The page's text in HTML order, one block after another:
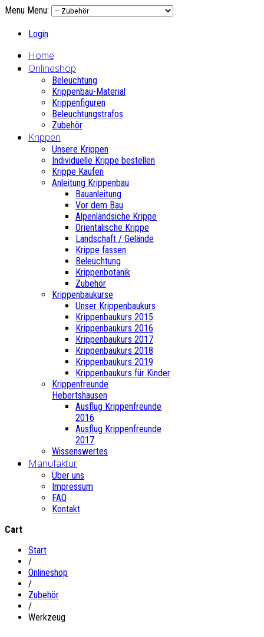
Menu Menu:
Login
Home
Onlineshop
Beleuchtung
Krippenbau-Material
Krippenfiguren
Beleuchtungstrafos
Zubehör
Krippen
Unsere Krippen
Individuelle Krippe bestellen
Krippe Kaufen
Anleitung Krippenbau
Bauanleitung
Vor dem Bau
Alpenländsiche Krippe
Orientalische Krippe
Landschaft / Gelände
Krippe fassen
Beleuchtung
Krippenbotanik
Zubehör
Krippenbaukurse
Unser Krippenbaukurs
Krippenbaukurs 2015
Krippenbaukurs 2016
Krippenbaukurs 2017
Krippenbaukurs 2018
Krippenbaukurs 2019
Krippenbaukurs für Kinder
Krippenfreunde
Hebertshausen
Ausflug Krippenfreunde
2016
Ausflug Krippenfreunde
2017
Wissenswertes
Manufaktur
Über uns
Impressum
FAQ
Kontakt
Cart
Start
/
Onlineshop
/
Zubehör
/
Werkzeug